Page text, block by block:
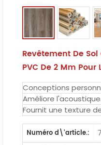
Revêtement De
PVC De 2 Mm
Conceptions
Améliore l'acoustique.
Fournit une texture
Numéro d\'article.: